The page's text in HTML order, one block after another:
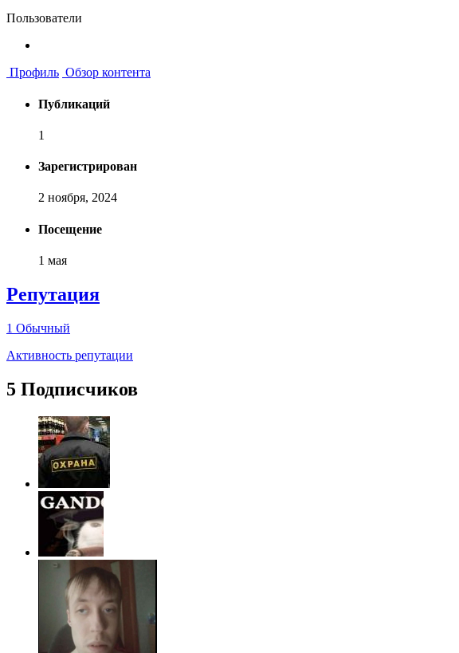
Пользователи
Профиль Обзор контента
Публикаций
1
Зарегистрирован
2 ноября, 2024
Посещение
1 мая
Репутация
1 Обычный
Активность репутации
5 Подписчиков